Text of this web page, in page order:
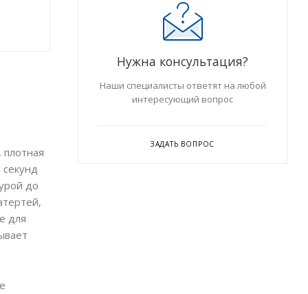
плотная
до
для
Нужна консультация?
Наши специалисты ответят на любой
интересующий вопрос
ЗАДАТЬ ВОПРОС